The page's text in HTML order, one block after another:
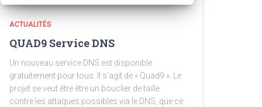
ACTUALITÉS
QUAD9 Service DNS
Un nouveau service DNS est disponible
gratuitement pour tous. Il s’agit de « Quad9 ». Le
projet se veut être être un bouclier de taille
contre les attaques possibles via le DNS, que ce